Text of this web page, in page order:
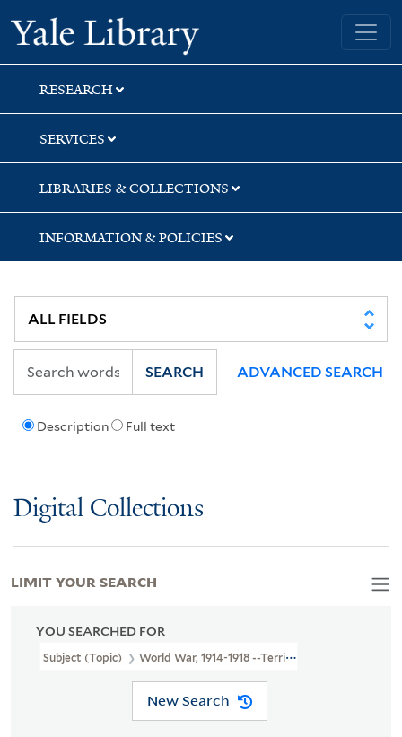
Skip
to
search
Skip
to
main
content
Skip
to
first
result
Yale University Library
RESEARCH
SERVICES
LIBRARIES & COLLECTIONS
INFORMATION & POLICIES
Description Full text
SEARCH ADVANCED SEARCH
Digital Collections
YOU SEARCHED FOR
Subject (Topic) World War, 1914-1918 --Territorial Questions --
New Search
LIMIT YOUR SEARCH